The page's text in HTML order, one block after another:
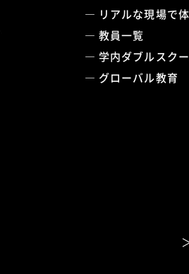
リアルな現場で
教員一覧
学内ダブルスク
グローバル教育